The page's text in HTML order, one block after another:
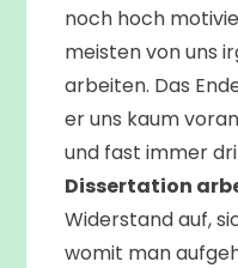
noch hoch
meisten von uns
arbeiten. Das
er uns kaum
und fast immer
Dissertation
Widerstand auf,
womit man